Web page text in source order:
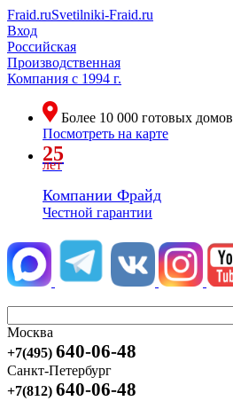
Fraid.ruSvetilniki-Fraid.ru
Вход
Российская
Производственная
Компания с 1994 г.
Более 10 000 готовых домов
Посмотреть на карте
25
лет
Компании Фрайд
Честной гарантии
Москва
+7(495) 640-06-48
Санкт-Петербург
+7(812) 640-06-48